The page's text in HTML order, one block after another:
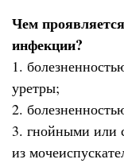
Чем
инфекции?
1.
уретры;
2.
3. гнойными или
из